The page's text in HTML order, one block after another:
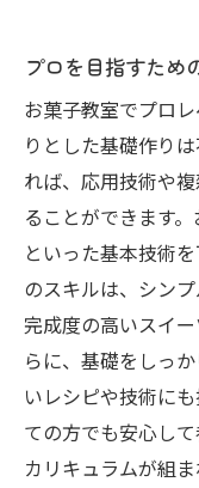
プロを目指すため
お菓子教室でプロ
りとした基礎作り
れば、応用技術や
ることができます
といった基本技術
のスキルは、シン
完成度の高いスイ
らに、基礎をしっ
いレシピや技術に
ての方でも安心し
カリキュラムが組